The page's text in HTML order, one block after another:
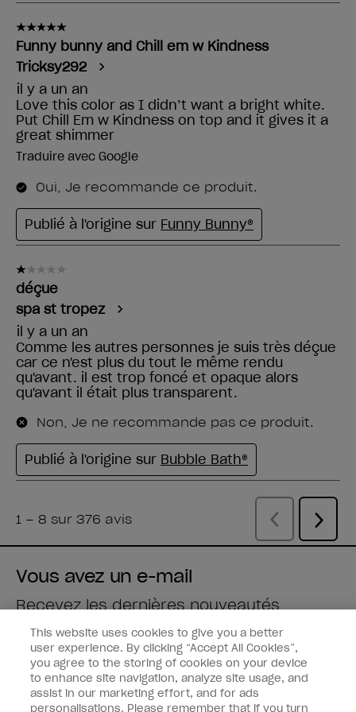
Vous avez un e-mail
Recevez les dernières nouveautés
Saisissez votre adresse e-mail *
Type de client
Fan de vernis
Professionnel
This website uses cookies to give you a better
user experience. By clicking “Accept All Cookies”,
you agree to the storing of cookies on your device
to enhance site navigation, analyze site usage, and
assist in our marketing effort, and for ads
personalisations. Please remember that if you turn